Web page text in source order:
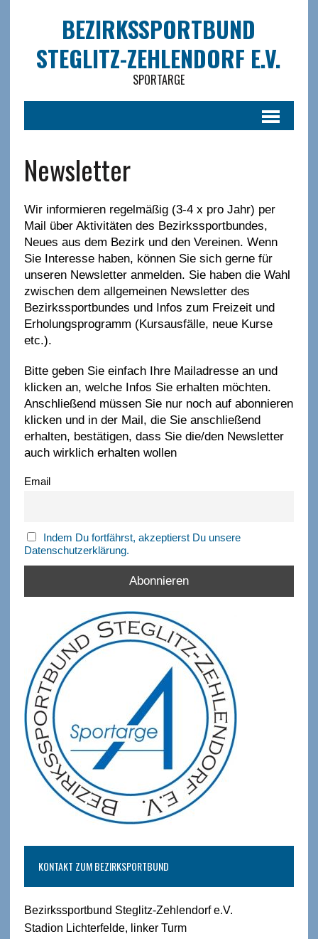
BEZIRKSSPORTBUND
STEGLITZ-ZEHLENDORF E.V.
SPORTARGE
Newsletter
Wir informieren regelmäßig (3-4 x pro Jahr) per
Mail über Aktivitäten des Bezirkssportbundes,
Neues aus dem Bezirk und den Vereinen. Wenn
Sie Interesse haben, können Sie sich gerne für
unseren Newsletter anmelden. Sie haben die Wahl
zwischen dem allgemeinen Newsletter des
Bezirkssportbundes und Infos zum Freizeit und
Erholungsprogramm (Kursausfälle, neue Kurse
etc.).
Bitte geben Sie einfach Ihre Mailadresse an und
klicken an, welche Infos Sie erhalten möchten.
Anschließend müssen Sie nur noch auf abonnieren
klicken und in der Mail, die Sie anschließend
erhalten, bestätigen, dass Sie die/den Newsletter
auch wirklich erhalten wollen
Email
Indem Du fortfährst, akzeptierst Du unsere
Datenschutzerklärung.
KONTAKT ZUM BEZIRKSPORTBUND
Bezirkssportbund Steglitz-Zehlendorf e.V.
Stadion Lichterfelde, linker Turm